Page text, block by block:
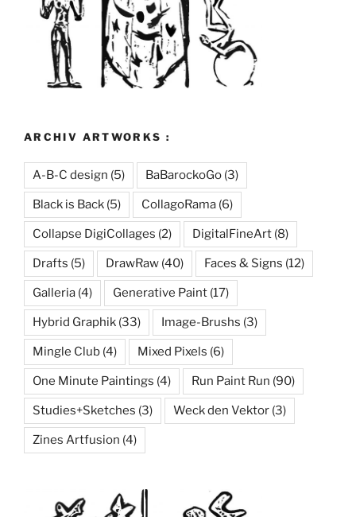
ARCHIV ARTWORKS :
A-B-C design (5) BaBarockoGo (3)
Black is Back (5) CollagoRama (6)
Collapse DigiCollages (2) DigitalFineArt (8)
Drafts (5) DrawRaw (40) Faces & Signs (12)
Galleria (4) Generative Paint (17)
Hybrid Graphik (33) Image-Brushs (3)
Mingle Club (4) Mixed Pixels (6)
One Minute Paintings (4) Run Paint Run (90)
Studies+Sketches (3) Weck den Vektor (3)
Zines Artfusion (4)